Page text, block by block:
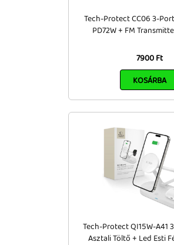
Tech-Protect CC06 3-
PD72W + FM
7900 Ft
KOSÁRBA
Tech-Protect QI15W-A41
Asztali Töltő + Led Esti